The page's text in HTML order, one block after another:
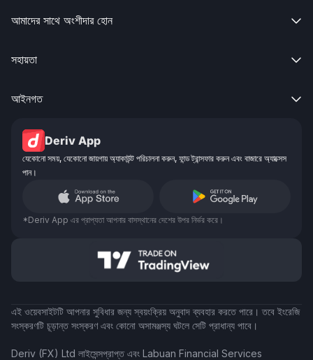
আমাদের সাথে অংশীদার হোন 
সহায়তা 
আইনগত 
Deriv App
যেকোনো সময়, যেকোনো জায়গায় অ্যাকাউন্ট পরিচালনা করুন, ফান্ড ট্রান্সফার করুন এবং বাজারে অ্যাক্সেস
পান।
*Deriv App এর প্রাপ্যতা আপনার বাসস্থানের দেশের উপর নির্ভর করে।
এই ওয়েবসাইটটি আপনার সুবিধার জন্য স্বয়ংক্রিয় অনুবাদ ব্যবহার করতে পারে। তবে ইংরেজি
সংস্করণটি চূড়ান্ত সংস্করণ এবং কোনো অসামঞ্জস্য ঘটলে সেটি প্রাধান্য পাবে।
Deriv (FX) Ltd লাইসেন্সপ্রাপ্ত এবং Labuan Financial Services